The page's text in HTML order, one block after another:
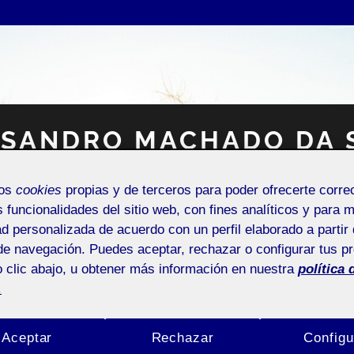
MACHADO DA
Espacio Personal
DE INCIDENCIAS O SUGERENCIAS
cookies propias y de terceros para poder ofrecerte
funcionalidades del sitio web, con fines analíticos y para
personalizada de acuerdo con un perfil elaborado a partir
navegación. Puedes aceptar, rechazar o configurar tus
clic abajo, u obtener más información en nuestra política
Rechazar
Aceptar